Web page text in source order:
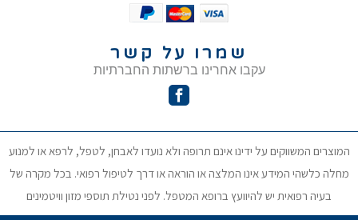
שמרו על קשר
עקבו אחרינו ברשתות החברתיות
המוצרים המשווקים על ידינו אינם תרופה ולא נועדו לאבחן, לטפל, לרפא או למנוע
מחלה כלשהי המידע אינו המלצה או הוראה או דרך לטיפול רפואי. בכל מקרה של
בעיה רפואית יש להיוועץ ברופא המטפל. לפני נטילת תוספי מזון וויטמינים